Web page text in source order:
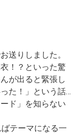
送りしました。
！？といった驚
が出ると緊張し
た！」という話…
ド」を知らない
テーマになる一